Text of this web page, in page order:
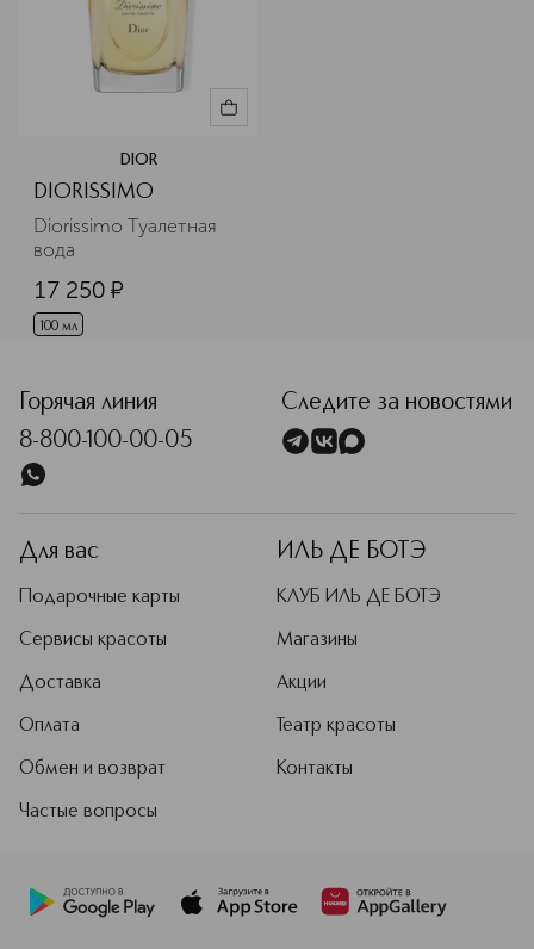
DIOR
DIORISSIMO
Diorissimo Туалетная
вода
17 250 ¤
100 мл
Горячая линия
8-800-100-00-05
Следите за новостями
Для вас
Подарочные карты
Сервисы красоты
Доставка
Оплата
Обмен и возврат
Частые вопросы
ИЛЬ ДЕ БОТЭ
КЛУБ ИЛЬ ДЕ БОТЭ
Магазины
Акции
Театр красоты
Контакты